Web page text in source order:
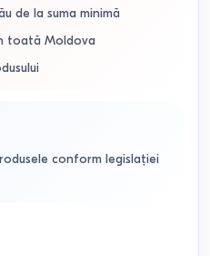
de la suma minimă
toată Moldova
conform legislației